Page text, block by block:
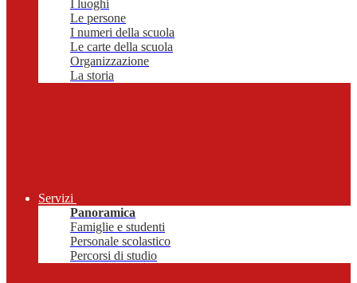
I luoghi
Le persone
I numeri della scuola
Le carte della scuola
Organizzazione
La storia
Servizi
Panoramica
Famiglie e studenti
Personale scolastico
Percorsi di studio